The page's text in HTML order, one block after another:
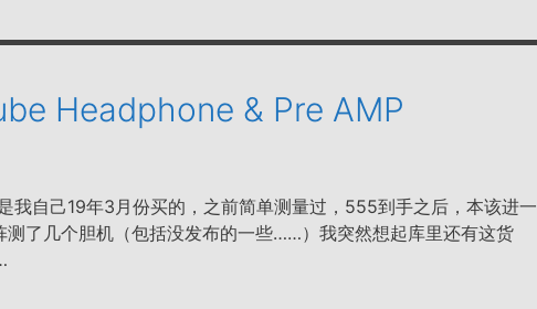
Headphone & Pre AMP
我自己19年3月份买的，之前简单测量过，555到手之后，本该进一
了几个胆机（包括没发布的一些……）我突然想起库里还有这货